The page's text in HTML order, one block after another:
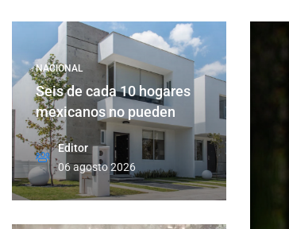
NACIONAL
Seis de cada 10 hogares
mexicanos no pueden
Editor
06 agosto 2026